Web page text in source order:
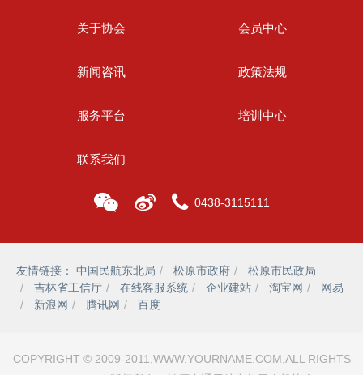
关于协会 会员中心
新闻咨讯 政策法规
服务平台 培训中心
联系我们
0438-3115111
友情链接： 中国民航东北局 松原市政府
松原市民政局
吉林省工信厅
在线客服系统 企业建站 淘宝网
网易
新浪网
腾讯网 百度
COPYRIGHT © 2009-2011,WWW.YOURNAME.COM,ALL RIGHTS